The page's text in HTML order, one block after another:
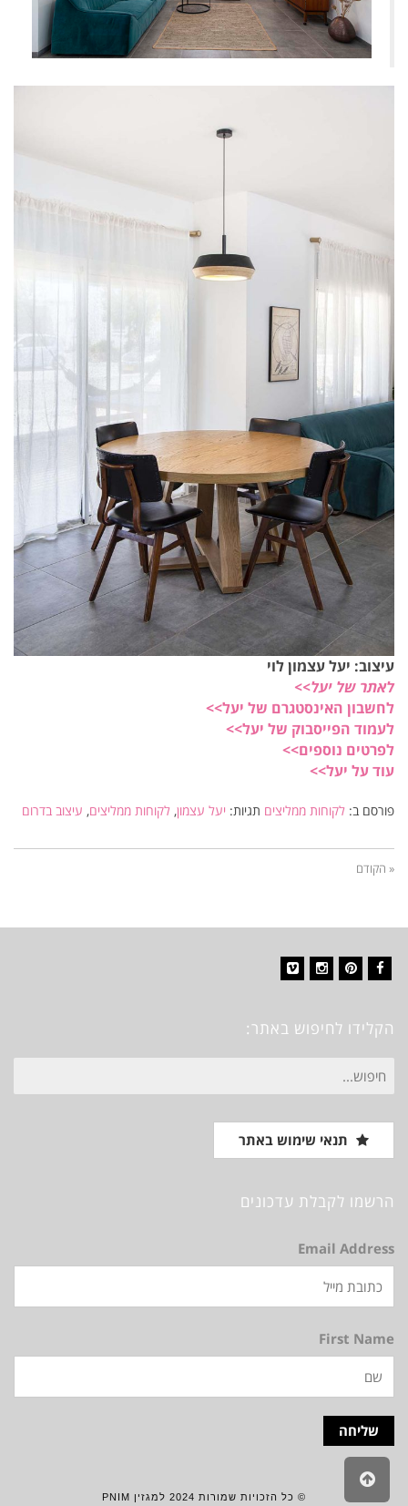
עיצוב: יעל עצמון לוי
לאתר של יעל>>
לחשבון האינסטגרם של יעל>>
לעמוד הפייסבוק של יעל>>
לפרטים נוספים>>
עוד על יעל>>
פורסם ב: לקוחות ממליצים תגיות: יעל עצמון, לקוחות ממליצים, עיצוב בדרום
« הקודם
הקלידו לחיפוש באתר:
חיפוש
עבור:
תנאי שימוש באתר
הרשמו לקבלת עדכונים
Email Address
First Name
© כל הזכויות שמורות 2024 למגזין PNIM
גלילה
לראש